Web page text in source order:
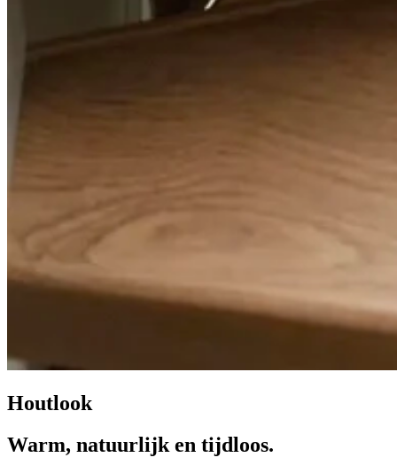
Houtlook
Warm, natuurlijk en tijdloos.